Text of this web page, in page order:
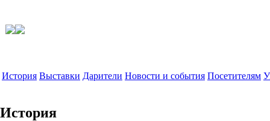
История Выставки Дарители Новости и события Посетителям
История